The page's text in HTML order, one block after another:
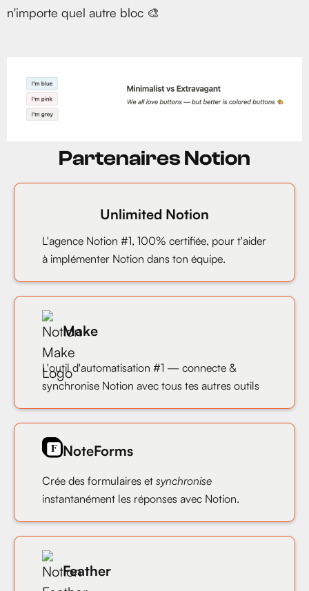
n'importe quel autre bloc 🎨
Partenaires Notion
Unlimited Notion
L'agence Notion #1, 100% certifiée, pour t'aider
à implémenter Notion dans ton équipe.
Make
L'outil d'automatisation #1 — connecte &
synchronise Notion avec tous tes autres outils
NoteForms
Crée des formulaires et synchronise
instantanément les réponses avec Notion.
Feather